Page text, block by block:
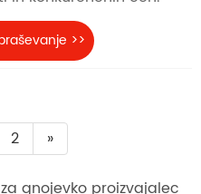
>>
2 »
gnojevko proizvajalec